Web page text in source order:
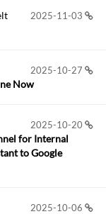
2026-05-15
2025-11-03
2025-10-27
Now
2025-10-20
for Internal
to Google
2025-10-06